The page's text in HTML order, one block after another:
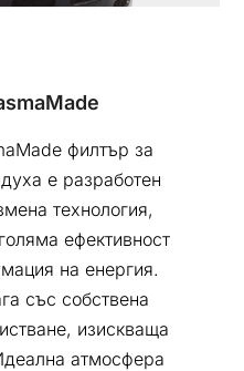
филтър за
е разработен
технология,
ефективност
на енергия.
със собствена
изискваща
атмосфера